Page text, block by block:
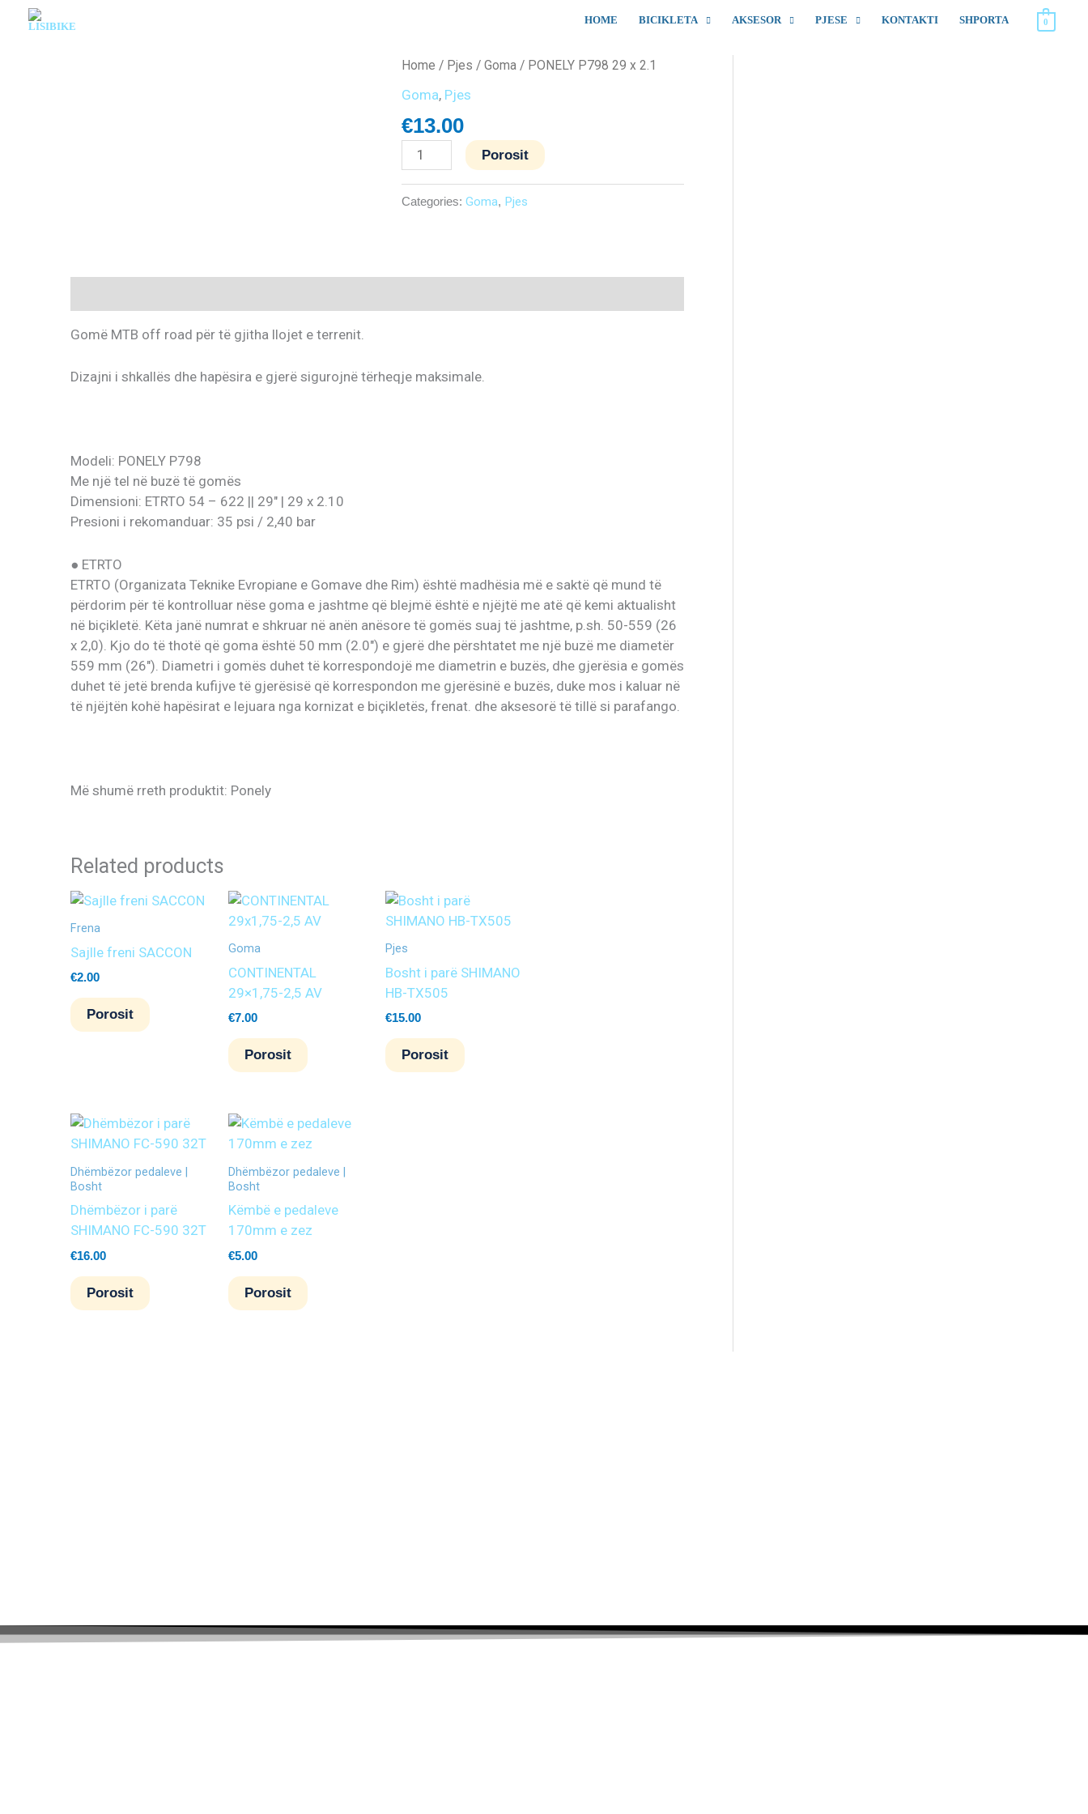
HOME BICIKLETA AKSESOR PJESE KONTAKTI SHPORTA 0
Home / Pjes /Goma / PONELY P798 29 x 2.1
Goma, Pjes
€13.00
PONELY
29
x
2.1
quantity
Porosit
Categories:Goma, Pjes
Gomë MTB off road për të gjitha llojet e terrenit.
Dizajni i shkallës dhe hapësira e gjerë sigurojnë tërheqje maksimale.
Modeli: PONELY P798
Me një tel në buzë të gomës
Dimensioni: ETRTO 54 – 622 || 29″ | 29 x 2.10
Presioni i rekomanduar: 35 psi / 2,40 bar
● ETRTO
ETRTO (Organizata Teknike Evropiane e Gomave dhe Rim) është madhësia më e saktë që mund të
përdorim për të kontrolluar nëse goma e jashtme që blejmë është e njëjtë me atë që kemi aktualisht
në biçikletë. Këta janë numrat e shkruar në anën anësore të gomës suaj të jashtme, p.sh. 50-559 (26
x 2,0). Kjo do të thotë që goma është 50 mm (2.0″) e gjerë dhe përshtatet me një buzë me diametër
559 mm (26″). Diametri i gomës duhet të korrespondojë me diametrin e buzës, dhe gjerësia e gomës
duhet të jetë brenda kufijve të gjerësisë që korrespondon me gjerësinë e buzës, duke mos i kaluar në
të njëjtën kohë hapësirat e lejuara nga kornizat e biçikletës, frenat. dhe aksesorë të tillë si parafango.
Më shumë rreth produktit: Ponely
Related products
Frena
Sajlle freni SACCON
€2.00
Porosit
Goma
CONTINENTAL
29×1,75-2,5 AV
€7.00
Porosit
Pjes
Bosht i parë SHIMANO
HB-TX505
€15.00
Porosit
Dhëmbëzor pedaleve |
Bosht
Dhëmbëzor i parë
SHIMANO FC-590 32T
€16.00
Porosit
Dhëmbëzor pedaleve |
Bosht
Këmbë e pedaleve
170mm e zez
€5.00
Porosit